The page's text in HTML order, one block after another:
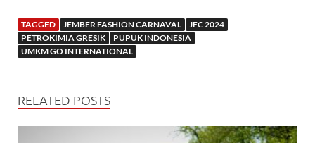
TAGGED JEMBER FASHION CARNAVAL
JFC 2024
PETROKIMIA GRESIK
PUPUK INDONESIA
UMKM GO INTERNATIONAL
RELATED POSTS